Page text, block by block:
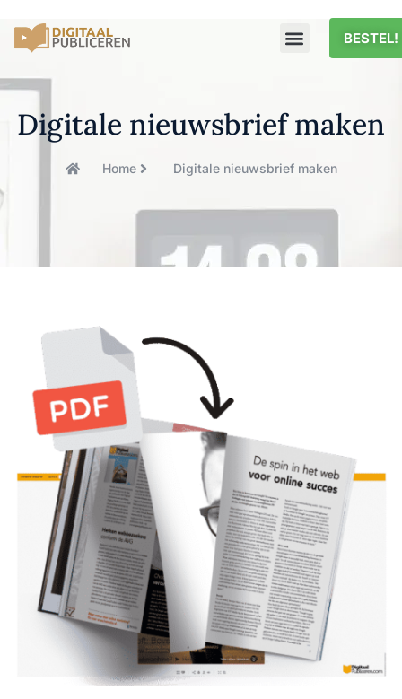
BESTEL!
Digitale nieuwsbrief maken
Home Digitale nieuwsbrief maken